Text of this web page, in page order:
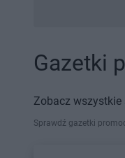
Gazetki
Zobacz wszystkie
Sprawdź gazetki